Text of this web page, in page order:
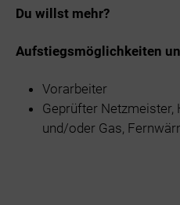
Du willst mehr?
Aufstiegsmöglichkeiten
Vorarbeiter
Geprüfter Netzmeister,
und/oder Gas,